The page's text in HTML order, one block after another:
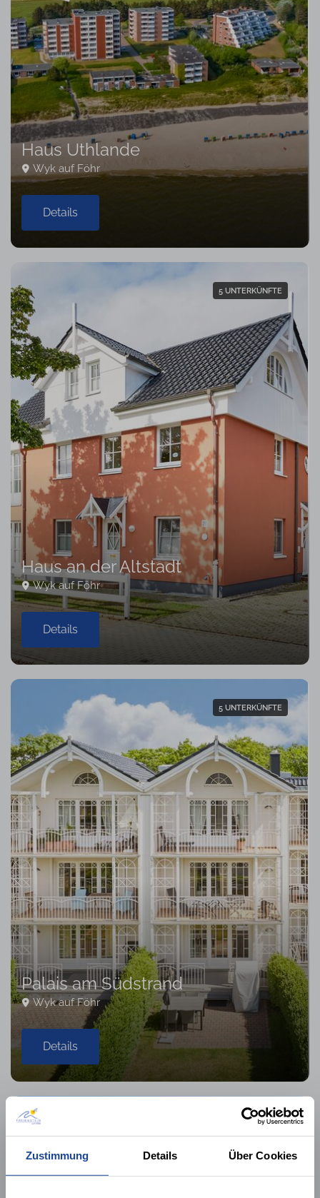
Zustimmung Details Über Cookies
Haus Uthlande
Wyk auf Föhr
Details
5 UNTERKÜNFTE
Haus an der Altstadt
Wyk auf Föhr
Details
5 UNTERKÜNFTE
Palais am Südstrand
Wyk auf Föhr
Details
3 UNTERKÜNFTE